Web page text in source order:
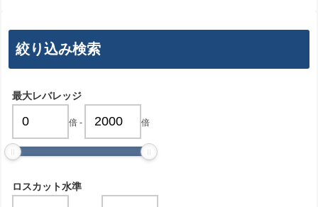
絞り込み検索
最大レバレッジ
倍 - 倍
ロスカット水準